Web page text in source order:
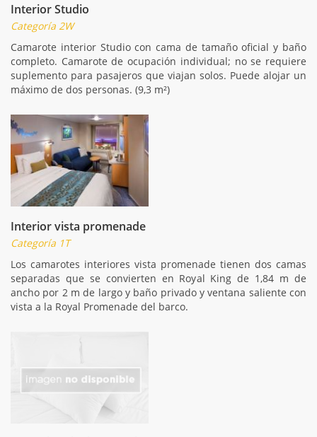
Interior Studio
Categoría 2W
Camarote interior Studio con cama de tamaño oficial y baño
completo. Camarote de ocupación individual; no se requiere
suplemento para pasajeros que viajan solos. Puede alojar un
máximo de dos personas. (9,3 m²)
Interior vista promenade
Categoría 1T
Los camarotes interiores vista promenade tienen dos camas
separadas que se convierten en Royal King de 1,84 m de
ancho por 2 m de largo y baño privado y ventana saliente con
vista a la Royal Promenade del barco.